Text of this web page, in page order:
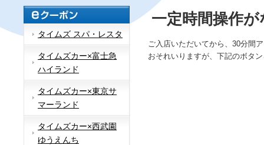
タイムズ スパ・レスタ
タイムズカー×富士急
ハイランド
タイムズカー×東京サ
マーランド
タイムズカー×西武園
ゆうえんち
一定時間操作
ご入店いただいてから、30分間
おそれいりますが、下記のボタ